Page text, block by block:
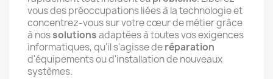
vous des préoccupations liées à la technologie et
concentrez-vous sur votre cœur de métier grâce
à nossolutionsadaptées à toutes vos exigences
informatiques, qu'il s'agisse deréparation
d'équipements ou d'installation de nouveaux
systèmes.